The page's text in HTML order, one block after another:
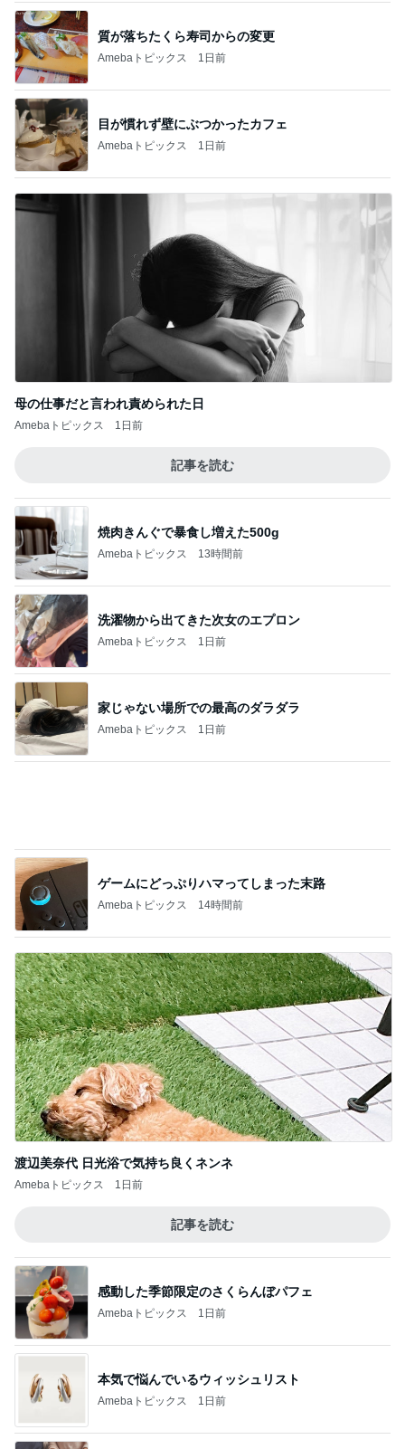
母の仕事だと言われ責められた日
記事を読む
焼肉きんぐで暴食し増えた500g
Amebaトピックス 13時間前
Amebaトピックス 1日前
家じゃない場所での最高のダラダラ
Amebaトピックス 1日前
ゲームにどっぷりハマってしまった末路
Amebaトピックス 14時間前
渡辺美奈代 日光浴で気持ち良くネンネ
Amebaトピックス
記事を読む
感動した季節限定のさくらんぼパフェ
Amebaトピックス 1日前
本気で悩んでいるウィッシュリスト
Amebaトピックス 1日前
Amebaトピックス 24時間前
藤原紀香 平和願う折り紙を紹介
Amebaトピックス 14時間前